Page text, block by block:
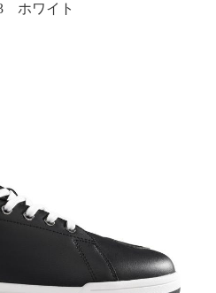
ホワイト